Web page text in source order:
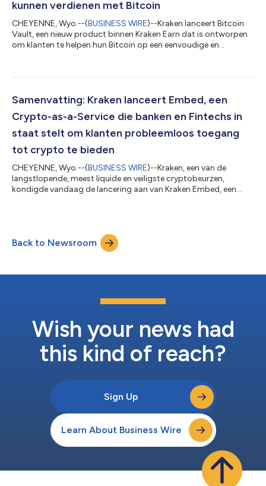
kunnen verdienen met Bitcoin
CHEYENNE, Wyo.--(BUSINESS WIRE)--Kraken lanceert Bitcoin
Vault, een nieuw product binnen Kraken Earn dat is ontworpen
om klanten te helpen hun Bitcoin op een eenvoudige en
om beloningen in BTC te verdienen terwijl ze hun Bitcoin
Sentora verantwoordelijk is voor strategie-ontwerp en
risicomanagement De platforms z...
Samenvatting: Kraken lanceert Embed, een
Crypto-as-a-Service die banken en Fintechs in
staat stelt om klanten probleemloos toegang
tot crypto te bieden
CHEYENNE, Wyo.--(BUSINESS WIRE)--Kraken, een van de
langstlopende, meest liquide en veiligste cryptobeurzen,
kondigde vandaag de lancering aan van Kraken Embed, een
operationele en infrastructuurvereisten aanzienlijk eenvoudiger,
zodat financiële instellingen gereguleerde crypto trading in
enkele weken tijd voor hun klanten be...
Back to Newsroom
Wish your news had
this kind of reach?
Sign Up
Learn About Business Wire